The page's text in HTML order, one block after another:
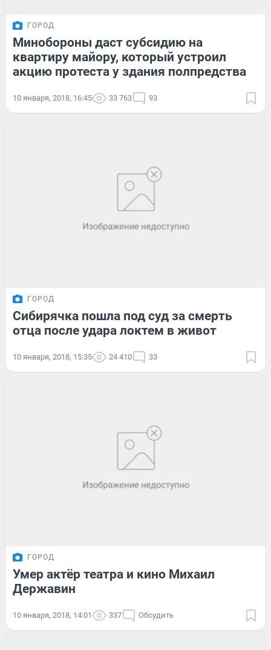
ГОРОД
Минобороны даст субсидию на
квартиру майору, который устроил
акцию протеста у здания полпредства
10 января, 2018, 16:45 33 763 93
ГОРОД
Сибирячка пошла под суд за смерть
отца после удара локтем в живот
10 января, 2018, 15:35 24 410 33
ГОРОД
Умер актёр театра и кино Михаил
Державин
10 января, 2018, 14:01 337 Обсудить